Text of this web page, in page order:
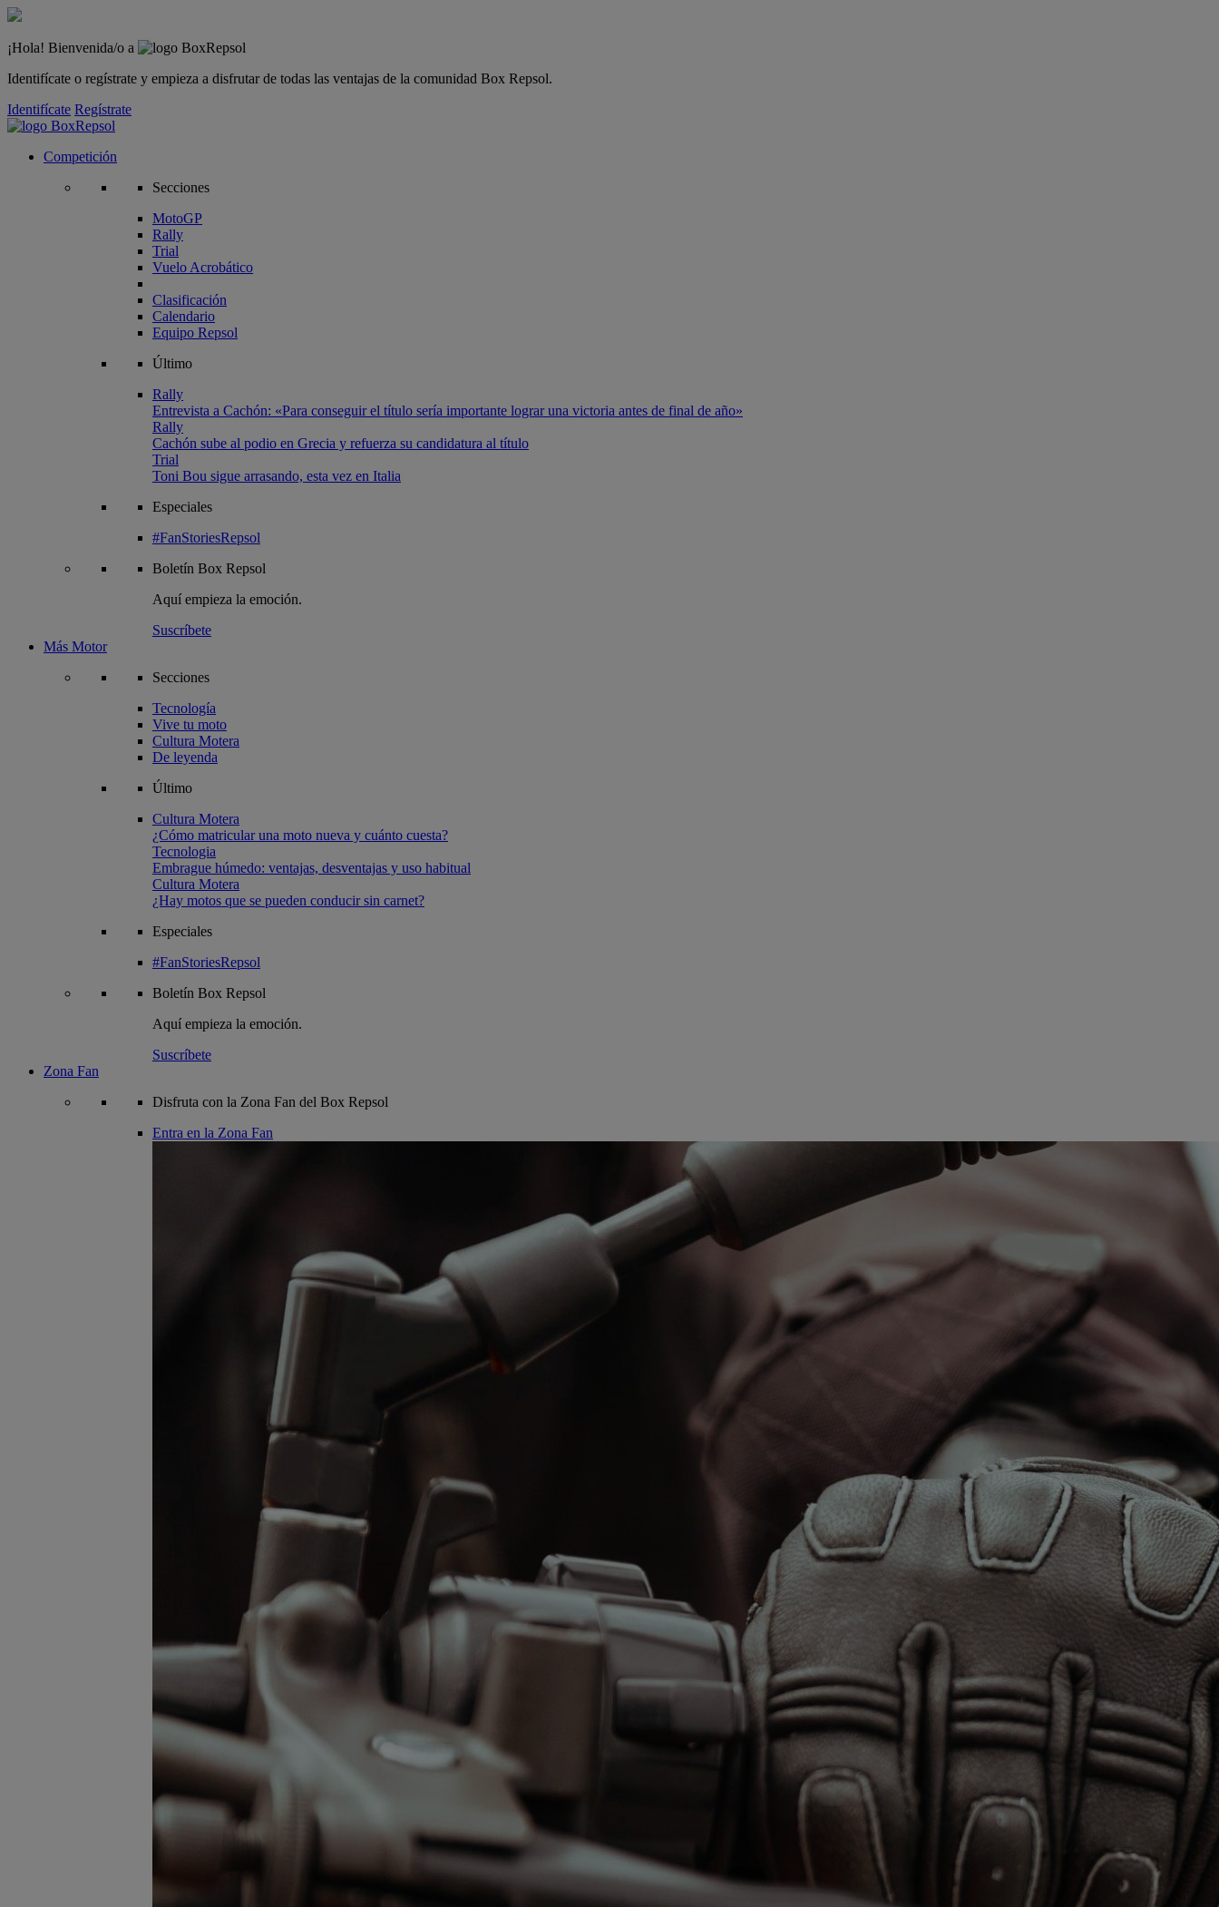
¡Hola! Bienvenida/o a
Identifícate o regístrate y empieza a disfrutar de todas las ventajas de la comunidad Box Repsol.
Identifícate Regístrate
Competición
Secciones
MotoGP
Rally
Trial
Vuelo Acrobático
Clasificación
Calendario
Equipo Repsol
Último
Rally
Entrevista a Cachón: «Para conseguir el título sería importante lograr una victoria antes de final de año»
Rally
Cachón sube al podio en Grecia y refuerza su candidatura al título
Trial
Toni Bou sigue arrasando, esta vez en Italia
Especiales
#FanStoriesRepsol
Boletín Box Repsol
Aquí empieza la emoción.
Suscríbete
Más Motor
Secciones
Tecnología
Vive tu moto
Cultura Motera
De leyenda
Último
Cultura Motera
¿Cómo matricular una moto nueva y cuánto cuesta?
Tecnologia
Embrague húmedo: ventajas, desventajas y uso habitual
Cultura Motera
¿Hay motos que se pueden conducir sin carnet?
Especiales
#FanStoriesRepsol
Boletín Box Repsol
Aquí empieza la emoción.
Suscríbete
Zona Fan
Disfruta con la Zona Fan del Box Repsol
Entra en la Zona Fan